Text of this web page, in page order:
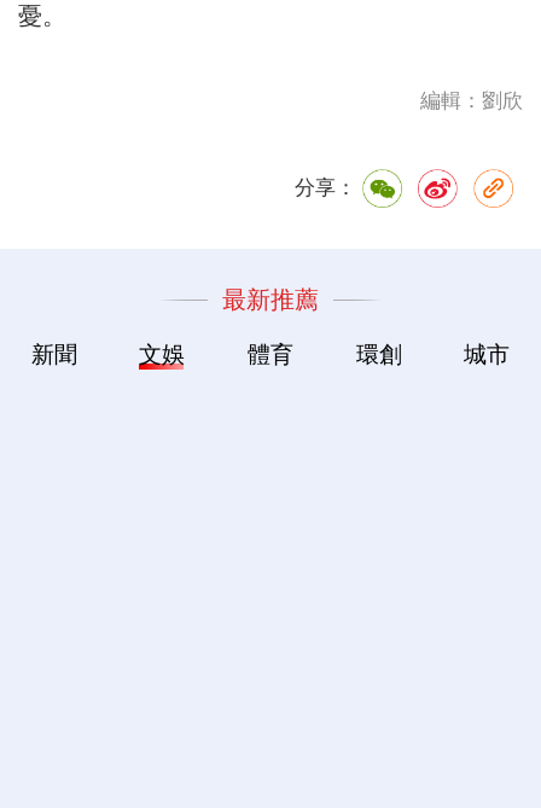
憂。
編輯：劉欣
分享：
最新推薦
新聞 文娛 體育 環創 城市